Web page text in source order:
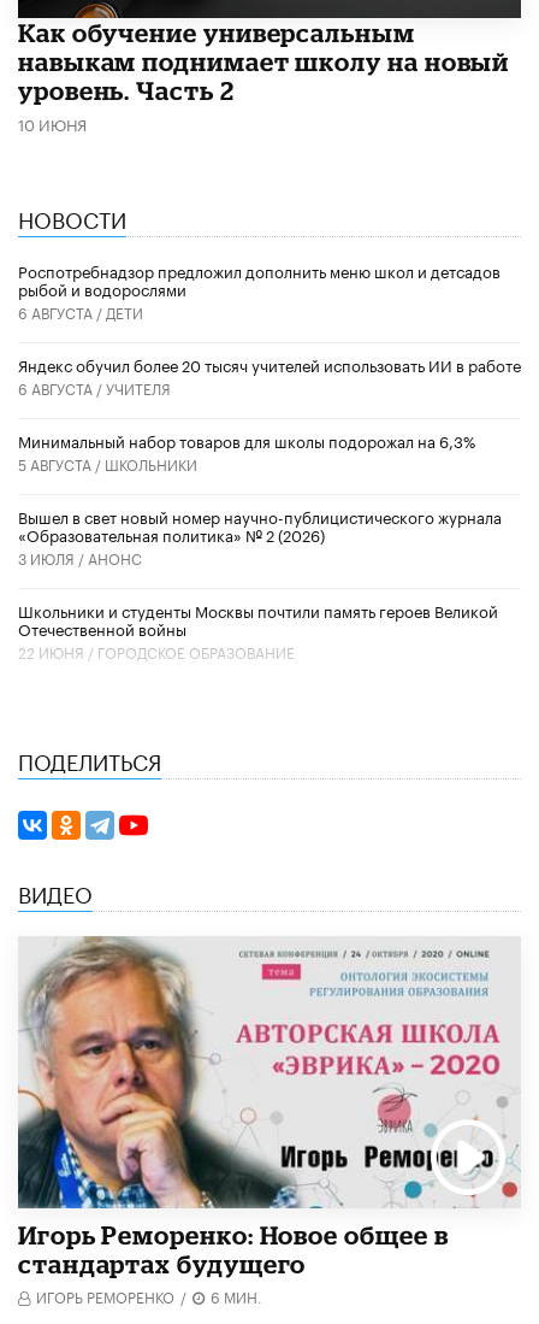
​Как обучение универсальным
навыкам поднимает школу на новый
уровень. Часть 2
10 ИЮНЯ
НОВОСТИ
Роспотребнадзор предложил дополнить меню школ и детсадов
рыбой и водорослями
6 АВГУСТА / ДЕТИ
​Яндекс обучил более 20 тысяч учителей использовать ИИ в работе
6 АВГУСТА /УЧИТЕЛЯ
Минимальный набор товаров для школы подорожал на 6,3%
5 АВГУСТА / ШКОЛЬНИКИ
Вышел в свет новый номер научно-публицистического журнала
«Образовательная политика» № 2 (2026)
3 ИЮЛЯ / АНОНС
Школьники и студенты Москвы почтили память героев Великой
Отечественной войны
22 ИЮНЯ / ГОРОДСКОЕ ОБРАЗОВАНИЕ
ПОДЕЛИТЬСЯ
ВИДЕО
Игорь Реморенко: Новое общее в
стандартах будущего
ИГОРЬ РЕМОРЕНКО / 6 МИН.